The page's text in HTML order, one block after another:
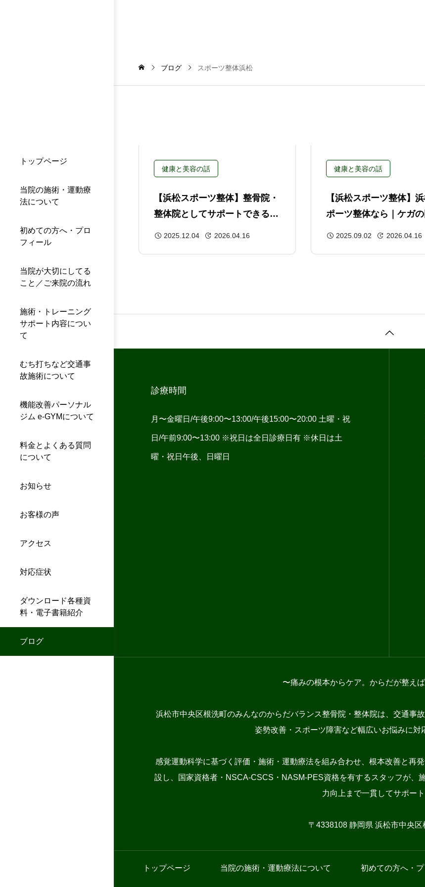
トップページ
当院の施術・運動療
法について
初めての方へ・プロ
フィール
当院が大切にしてる
こと／ご来院の流れ
施術・トレーニング
サポート内容につい
て
むち打ちなど交通事
故施術について
機能改善パーソナル
ジム e-GYMについて
料金とよくある質問
について
お知らせ
お客様の声
アクセス
対応症状
ダウンロード各種資
料・電子書籍紹介
ブログ
ブログ スポーツ整体浜松
健康と美容の話
【浜松スポーツ整体】整骨院・
整体院としてサポートできるこ
2025.12.04 2026.04.16
健康と美容の話
【浜松スポーツ整体】
ポーツ整体なら｜ケガ
2025.09.02 2026.04.16
診療時間
月〜金曜日/午後9:00〜13:00/午後15:00〜20:00 土曜・祝
日/午前9:00〜13:00 ※祝日は全日診療日有 ※休日は土
曜・祝日午後、日曜日
〜痛みの根本からケア。からだが整え
浜松市中央区根洗町のみんなのからだバランス整骨院・整体院は、交通事
姿勢改善・スポーツ障害など幅広いお悩みに対
感覚運動科学に基づく評価・施術・運動療法を組み合わせ、根本改善と再
設し、国家資格者・NSCA-CSCS・NASM-PES資格を有するスタッフが、
力向上まで一貫してサポート
〒4338108 静岡県 浜松市中央区
トップページ 当院の施術・運動療法について 初めての方へ・